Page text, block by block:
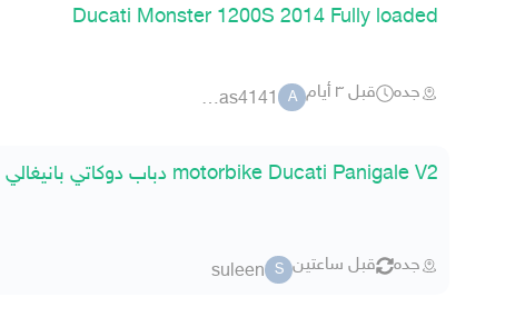
Ducati Monster 1200S 2014 Fully loaded
جده قبل ٣ أيام A
aboanas4141
motorbike Ducati Panigale V2 دباب دوكاتي بانيغالي
جده قبل ساعتين S
suleen